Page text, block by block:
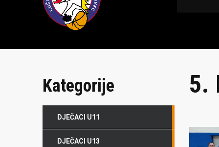
5.
Kategorije
DJEČACI U11
DJEČACI U13
O NAMA